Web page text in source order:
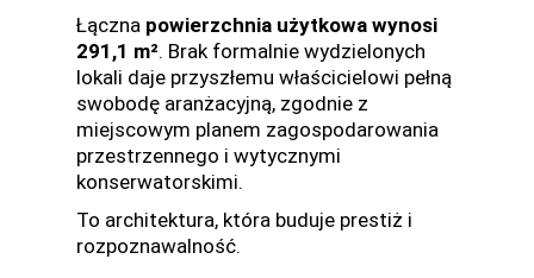
Łączna powierzchnia użytkowa wynosi
291,1 m². Brak formalnie wydzielonych
lokali daje przyszłemu właścicielowi pełną
swobodę aranżacyjną, zgodnie z
miejscowym planem zagospodarowania
przestrzennego i wytycznymi
konserwatorskimi.
To architektura, która buduje prestiż i
rozpoznawalność.